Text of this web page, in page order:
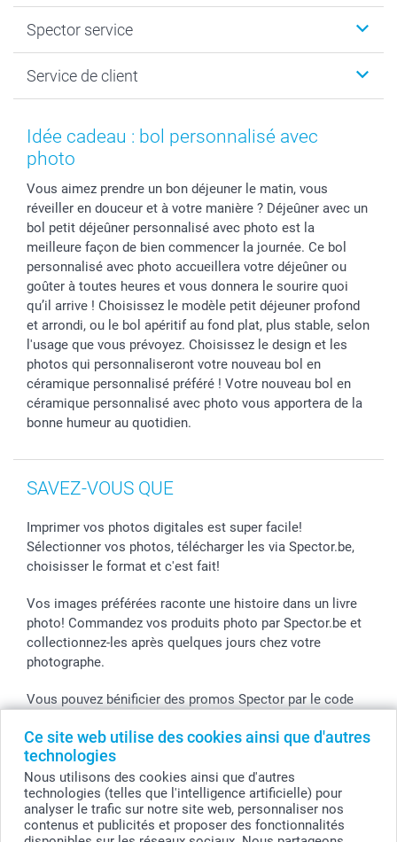
Ce site web utilise des cookies ainsi que d'autres
technologies
Nous utilisons des cookies ainsi que d'autres
technologies (telles que l'intelligence artificielle) pour
analyser le trafic sur notre site web, personnaliser nos
contenus et publicités et proposer des fonctionnalités
Livre photo
Développement photo & Tirage photo
Cadres photo, accessoires déco & bonbons
Coques smartphone
Plan du site
Vie privée
Spector service
smartbonus
Statut de ma commnade
Service de client
Idée cadeau : bol personnalisé avec
photo
Vous aimez prendre un bon déjeuner le matin, vous
réveiller en douceur et à votre manière ? Déjeûner avec un
bol petit déjeûner personnalisé avec photo est la
meilleure façon de bien commencer la journée. Ce bol
personnalisé avec photo accueillera votre déjeûner ou
goûter à toutes heures et vous donnera le sourire quoi
qu’il arrive ! Choisissez le modèle petit déjeuner profond
et arrondi, ou le bol apéritif au fond plat, plus stable, selon
l'usage que vous prévoyez. Choisissez le design et les
photos qui personnaliseront votre nouveau bol en
céramique personnalisé préféré ! Votre nouveau bol en
céramique personnalisé avec photo vous apportera de la
bonne humeur au quotidien.
SAVEZ-VOUS QUE
Imprimer vos photos digitales est super facile!
Sélectionner vos photos, télécharger les via Spector.be,
choisisser le format et c'est fait!
Vos images préférées raconte une histoire dans un livre
photo! Commandez vos produits photo par Spector.be et
collectionnez-les après quelques jours chez votre
photographe.
Vous pouvez bénificier des promos Spector par le code
© smartphoto group. Tous droits réservés
smartphoto group SA.
Siège social : Kwatrechtsteenweg 160, 9230 Wetteren, Belgique
Tous les prix sont en EURO (€), TVA incluse et hors frais de port.